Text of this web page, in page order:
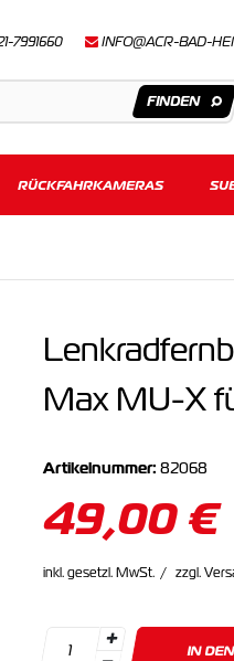
7991660 INFO@ACR-BAD-
RÜCKFAHRKAMERAS
Max MU-X
Artikelnummer: 82068
49,00 €
inkl. gesetzl. MwSt. zzgl.
IN